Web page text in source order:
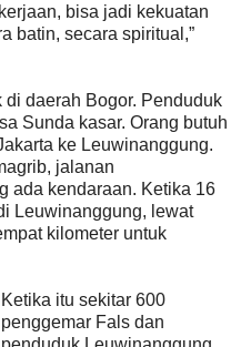
bisa jadi kekuatan
batin, secara spiritual,”
daerah Bogor. Penduduk
Sunda kasar. Orang butuh
ke Leuwinanggung.
jalanan
ada kendaraan. Ketika 16
Leuwinanggung, lewat
kilometer untuk
Ketika itu sekitar 600
penggemar Fals dan